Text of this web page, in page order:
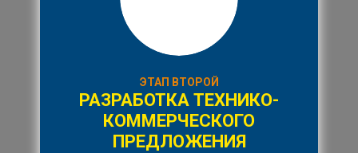
ЭТАП ВТОРОЙ
РАЗРАБОТКА ТЕХНИКО-
КОММЕРЧЕСКОГО
ПРЕДЛОЖЕНИЯ